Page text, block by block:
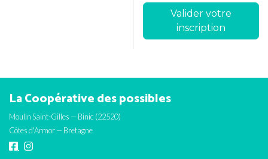
Valider votre
inscription
La Coopérative des possibles
Moulin Saint-Gilles — Binic (22520)
Côtes d'Armor — Bretagne